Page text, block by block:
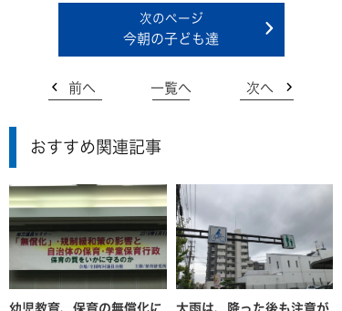
今朝の子ども達
前へ 一覧へ 次へ
おすすめ関連記事
幼児教育、保育の無償化に
大雨は、降った後も注意が